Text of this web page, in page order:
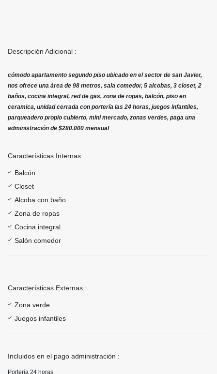
Descripción Adicional :
cómodo apartamento segundo piso ubicado en el sector de san Javier,
nos ofrece una área de 98 metros, sala comedor, 5 alcobas, 3 closet, 2
baños, cocina integral, red de gas, zona de ropas, balcón, piso en
ceramica, unidad cerrada con portería las 24 horas, juegos infantiles,
parqueadero propio cubierto, mini mercado, zonas verdes, paga una
administración de $280.000 mensual
Características Internas :
Balcón
Closet
Alcoba con baño
Zona de ropas
Cocina integral
Salón comedor
Características Externas :
Zona verde
Juegos infantiles
Incluidos en el pago administración :
Portería 24 horas